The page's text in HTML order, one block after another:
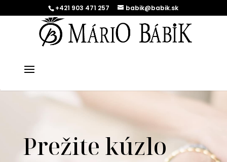
+421 903 471 257 babik@babik.sk
Prežite kúzlo